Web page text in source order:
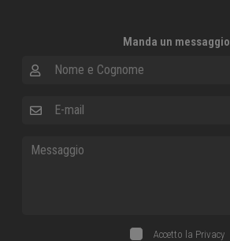
Manda un messaggio
Accetto la Privacy